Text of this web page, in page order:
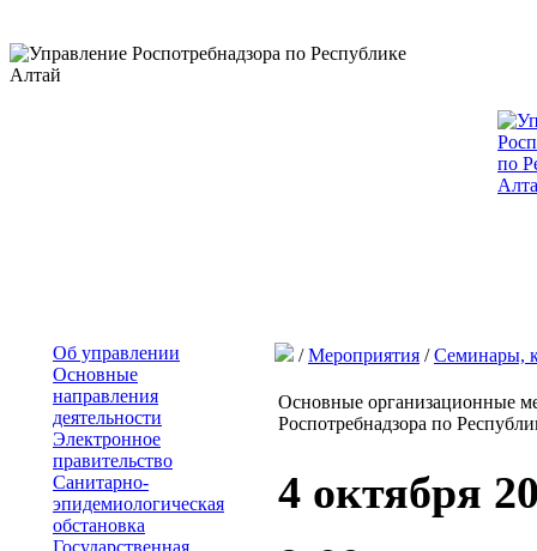
Об управлении
Основные
направления
деятельности
Электронное
правительство
Санитарно-
эпидемиологическая
обстановка
Государственная
/Мероприятия /Семинары,
Основные организационные
Роспотребнадзора по
4 октября